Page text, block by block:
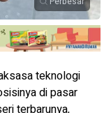
teknologi
di pasar